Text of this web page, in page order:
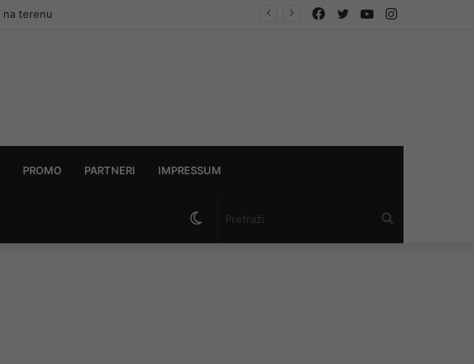
Instagram
YouTube
Twitter
Facebook
PROMO PARTNERI IMPRESSUM
Switch